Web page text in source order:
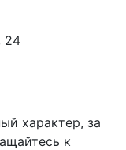
24
характер, за
к